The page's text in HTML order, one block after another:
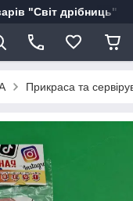
"Світ дрібниць"
Прикраса та